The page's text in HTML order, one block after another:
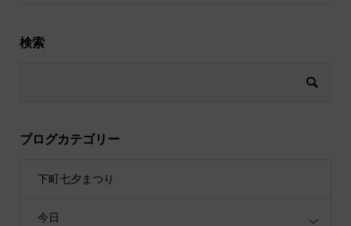
検索
ブログカテゴリー
下町七夕まつり
今日